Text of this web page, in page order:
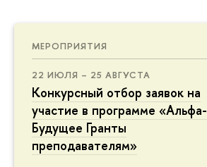
МЕРОПРИЯТИЯ
22 ИЮЛЯ – 25 АВГУСТА
Конкурсный отбор заявок на
участие в программе «Альфа-
Будущее Гранты
преподавателям»